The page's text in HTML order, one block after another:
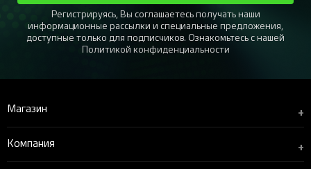
Регистрируясь, Вы соглашаетесь получать наши
информационные рассылки и специальные предложения,
доступные только для подписчиков. Ознакомьтесь с нашей
Политикой конфиденциальности
Магазин +
Компания +